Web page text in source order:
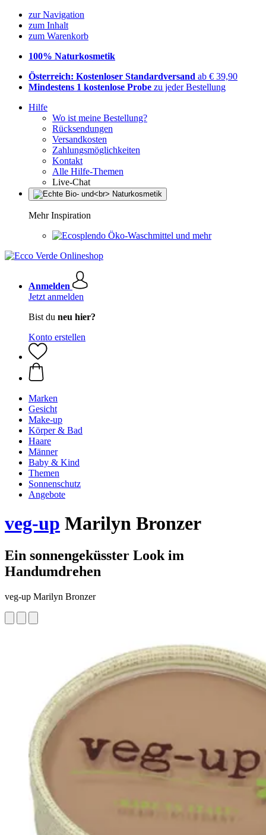
zur Navigation
zum Inhalt
zum Warenkorb
100% Naturkosmetik
Österreich: Kostenloser Standardversand ab € 39,90
Mindestens 1 kostenlose Probe zu jeder Bestellung
Hilfe
Wo ist meine Bestellung?
Rücksendungen
Versandkosten
Zahlungsmöglichkeiten
Kontakt
Alle Hilfe-Themen
Live-Chat
Mehr Inspiration
Öko-Waschmittel und mehr
Anmelden
Jetzt anmelden
Bist du neu hier?
Konto erstellen
Marken
Gesicht
Make-up
Körper & Bad
Haare
Männer
Baby & Kind
Themen
Sonnenschutz
Angebote
veg-up Marilyn Bronzer
Ein sonnengeküsster Look im
Handumdrehen
veg-up Marilyn Bronzer